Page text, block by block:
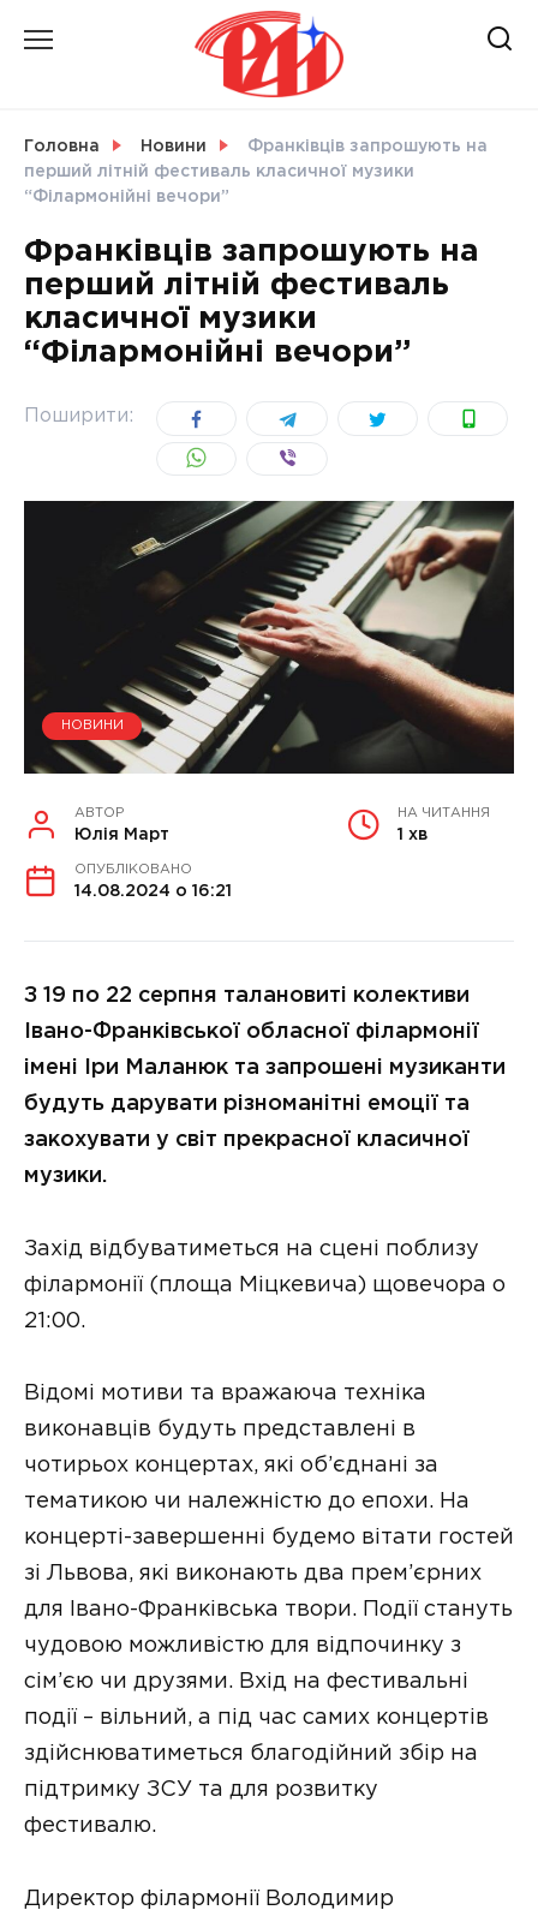
СВІТ
УКРАЇНА
Головна Новини
Франківців запрошують на
перший літній фестиваль класичної музики
“Філармонійні вечори”
Франківців запрошують на
перший літній фестиваль
класичної музики
“Філармонійні вечори”
Поширити:
НОВИНИ
АВТОР
Юлія Март
НА ЧИТАННЯ
1 хв
ОПУБЛІКОВАНО
14.08.2024 о 16:21
З 19 по 22 серпня талановиті колективи
Івано-Франківської обласної філармонії
імені Іри Маланюк та запрошені музиканти
будуть дарувати різноманітні емоції та
закохувати у світ прекрасної класичної
музики.
Захід відбуватиметься на сцені поблизу
філармонії (площа Міцкевича) щовечора о
21:00.
Відомі мотиви та вражаюча техніка
виконавців будуть представлені в
чотирьох концертах, які об’єднані за
тематикою чи належністю до епохи. На
концерті-завершенні будемо вітати гостей
зі Львова, які виконають два прем’єрних
для Івано-Франківська твори. Події стануть
чудовою можливістю для відпочинку з
сім’єю чи друзями. Вхід на фестивальні
події – вільний, а під час самих концертів
здійснюватиметься благодійний збір на
підтримку ЗСУ та для розвитку
фестивалю.
Директор філармонії Володимир